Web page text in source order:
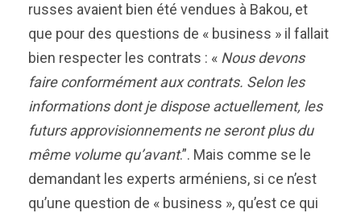
russes avaient bien été vendues à Bakou, et
que pour des questions de « business » il fallait
bien respecter les contrats : « Nous devons
faire conformément aux contrats. Selon les
informations dont je dispose actuellement, les
futurs approvisionnements ne seront plus du
même volume qu’avant.”. Mais comme se le
demandant les experts arméniens, si ce n’est
qu’une question de « business », qu’est ce qui